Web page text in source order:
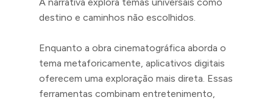
destino e caminhos não escolhidos.
Enquanto a obra cinematográfica aborda o
tema metaforicamente, aplicativos digitais
oferecem uma exploração mais direta. Essas
ferramentas combinam entretenimento,